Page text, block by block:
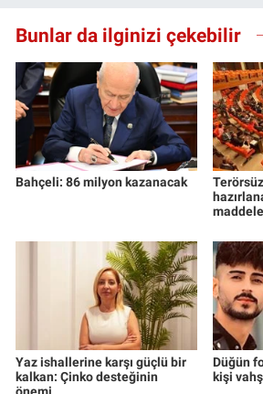
Bunlar da ilginizi çekebilir
Bahçeli: 86 milyon kazanacak
Yaz ishallerine karşı güçlü bir
kalkan: Çinko desteğinin
önemi
Düğün
kişi